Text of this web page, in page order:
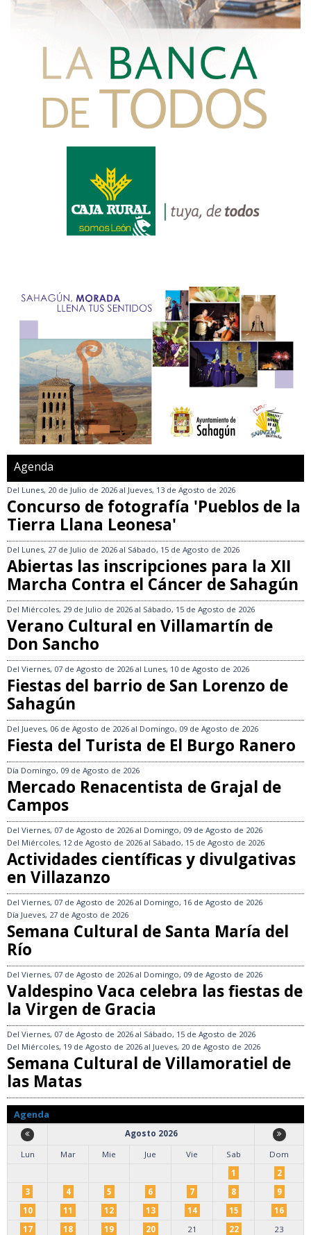
Agenda
Del Lunes, 20 de Julio de 2026 al Jueves, 13 de Agosto de 2026
Concurso de fotografía 'Pueblos de la
Tierra Llana Leonesa'
Del Lunes, 27 de Julio de 2026 al Sábado, 15 de Agosto de 2026
Abiertas las inscripciones para la XII
Marcha Contra el Cáncer de Sahagún
Del Miércoles, 29 de Julio de 2026 al Sábado, 15 de Agosto de 2026
Verano Cultural en Villamartín de
Don Sancho
Del Viernes, 07 de Agosto de 2026 al Lunes, 10 de Agosto de 2026
Fiestas del barrio de San Lorenzo de
Sahagún
Del Jueves, 06 de Agosto de 2026 al Domingo, 09 de Agosto de 2026
Fiesta del Turista de El Burgo Ranero
Día Domingo, 09 de Agosto de 2026
Mercado Renacentista de Grajal de
Campos
Del Viernes, 07 de Agosto de 2026 al Domingo, 09 de Agosto de 2026
Del Miércoles, 12 de Agosto de 2026 al Sábado, 15 de Agosto de 2026
Actividades científicas y divulgativas
en Villazanzo
Del Viernes, 07 de Agosto de 2026 al Domingo, 16 de Agosto de 2026
Día Jueves, 27 de Agosto de 2026
Semana Cultural de Santa María del
Río
Del Viernes, 07 de Agosto de 2026 al Domingo, 09 de Agosto de 2026
Valdespino Vaca celebra las fiestas de
la Virgen de Gracia
Del Viernes, 07 de Agosto de 2026 al Sábado, 15 de Agosto de 2026
Del Miércoles, 19 de Agosto de 2026 al Jueves, 20 de Agosto de 2026
Semana Cultural de Villamoratiel de
las Matas
Agenda
Agosto 2026
Lun
Mar Mie Jue Vie Sab
Dom
1
2
3
4 5 6 7 8
9
10
11 12 13 14 15
16
17
18 19 20 21 22
23